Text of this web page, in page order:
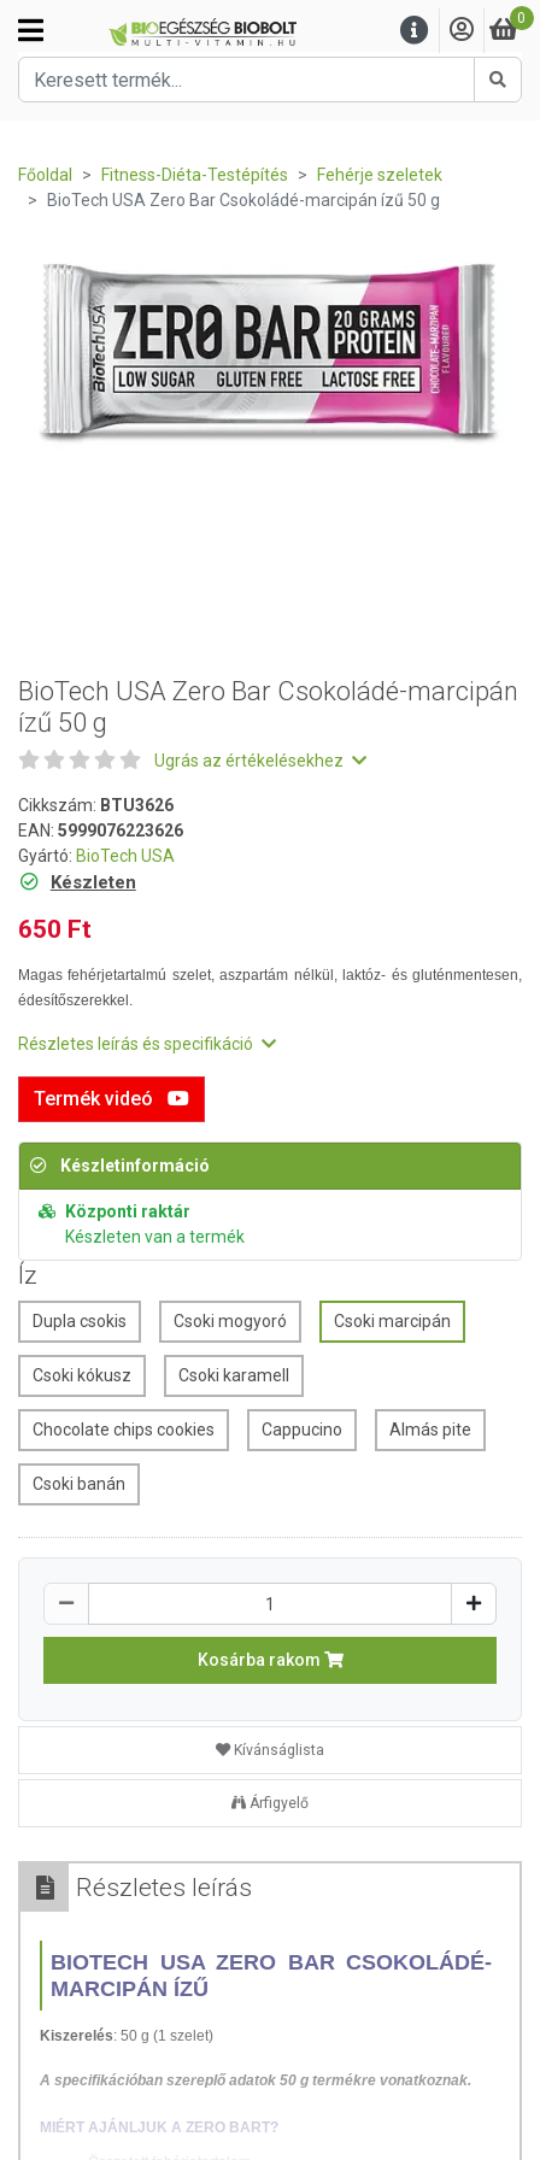
0
Főoldal Fitness-Diéta-Testépítés
Fehérje szeletek
BioTech USA Zero Bar Csokoládé-marcipán ízű 50 g
BioTech USA Zero Bar Csokoládé-marcipán
ízű 50 g
Ugrás az értékelésekhez
Cikkszám: BTU3626
EAN: 5999076223626
Gyártó: BioTech USA
Készleten
650 Ft
Magas fehérjetartalmú szelet, aszpartám nélkül, laktóz- és gluténmentesen,
édesítőszerekkel.
Részletes leírás és specifikáció
Termék videó
Készletinformáció
Központi raktár
Készleten van a termék
Íz
Dupla csokis Csoki mogyoró Csoki marcipán
Csoki kókusz Csoki karamell
Chocolate chips cookies Cappucino Almás pite
Csoki banán
Kosárba rakom
Kívánságlista
Árfigyelő
Részletes leírás
BIOTECH USA ZERO BAR CSOKOLÁDÉ-
MARCIPÁN ÍZŰ
Kiszerelés: 50 g (1 szelet)
A specifikációban szereplő adatok 50 g termékre vonatkoznak.
MIÉRT AJÁNLJUK A ZERO BART?